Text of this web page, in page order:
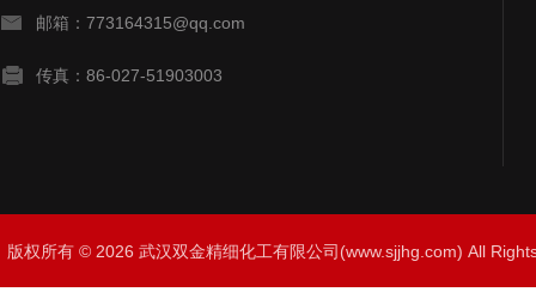
邮箱：773164315@qq.com
传真：86-027-51903003
版权所有 © 2026 武汉双金精细化工有限公司(www.sjjhg.com) All